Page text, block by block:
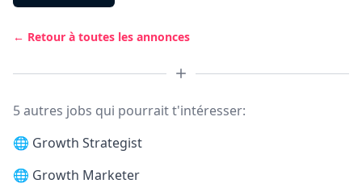
← Retour à toutes les annonces
5 autres jobs qui pourrait t'intéresser:
🌐 Growth Strategist
🌐 Growth Marketer